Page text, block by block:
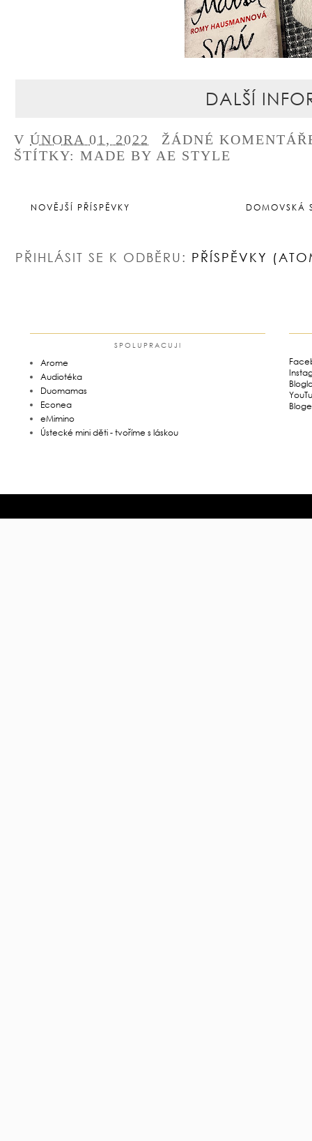
DALŠÍ
V ÚNORA 01, 2022
ŽÁDNÉ
ŠTÍTKY: MADE BY AE STYLE
NOVĚJŠÍ PŘÍSPĚVKY DOMOVSKÁ
PŘIHLÁSIT SE K ODBĚRU: PŘÍSPĚVKY
SPOLUPRACUJI
Arome
Audiotéka
Duomamas
Econea
eMimino
Ústecké mini děti - tvoříme s láskou